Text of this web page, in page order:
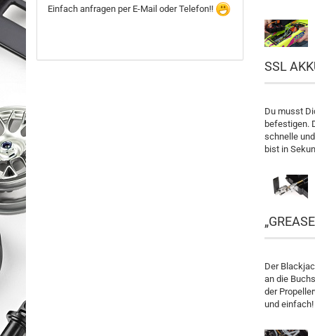
SSL
Du musst
befestigen.
schnelle
bist in
Der
an die
der
und einfach!
Einfach anfragen per E-Mail oder Telefon!!